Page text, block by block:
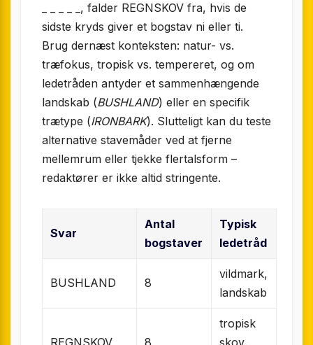
_ _ _ _ _, falder REGNSKOV fra, hvis de
sidste kryds giver et bogstav ni eller ti.
Brug dernæst konteksten: natur- vs.
træfokus, tropisk vs. tempereret, og om
ledetråden antyder et sammenhængende
landskab (BUSHLAND) eller en specifik
trætype (IRONBARK). Slutteligt kan du teste
alternative stavemåder ved at fjerne
mellemrum eller tjekke flertalsform –
redaktører er ikke altid stringente.
Svar
Antal
bogstaver
Typisk
ledetråd
BUSHLAND 8
vildmark,
landskab
tropisk